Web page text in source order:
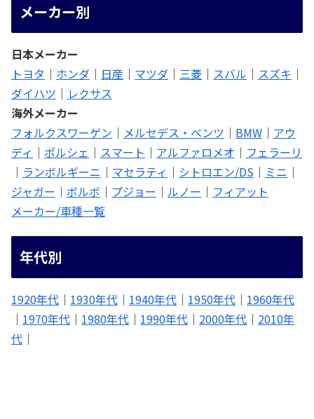
メーカー別
日本メーカー
トヨタ ｜ ホンダ ｜ 日産 ｜ マツダ ｜ 三菱 ｜ スバル ｜ スズキ ｜
ダイハツ ｜ レクサス
海外メーカー
フォルクスワーゲン ｜ メルセデス・ベンツ ｜ BMW ｜ アウ
ディ ｜ ポルシェ ｜ スマート ｜ アルファロメオ ｜ フェラーリ
｜ ランボルギーニ ｜ マセラティ ｜ シトロエン/DS ｜ ミニ ｜
ジャガー ｜ ボルボ ｜ プジョー ｜ ルノー ｜ フィアット
メーカー/車種一覧
年代別
1920年代 ｜ 1930年代 ｜ 1940年代 ｜ 1950年代 ｜ 1960年代
｜ 1970年代 ｜ 1980年代 ｜ 1990年代 ｜ 2000年代 ｜ 2010年
代 ｜